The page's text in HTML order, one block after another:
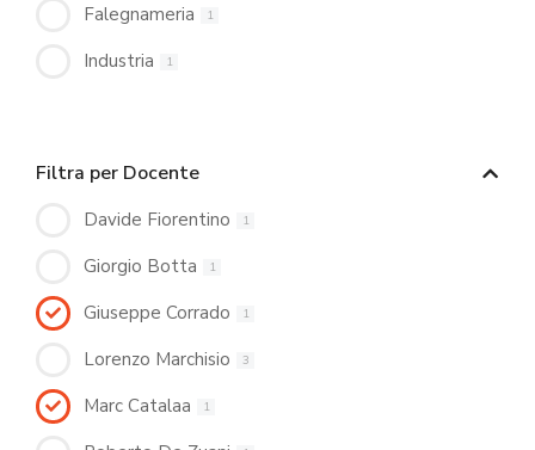
Falegnameria 1
Industria 1
Filtra per Docente
Davide Fiorentino 1
Giorgio Botta 1
Giuseppe Corrado 1
Lorenzo Marchisio 3
Marc Catalaa 1